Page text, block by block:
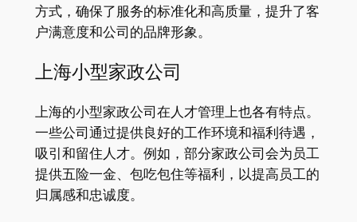
方式，确保了服务的标准化和高质量，提升了客
户满意度和公司的品牌形象。
上海小型家政公司
上海的小型家政公司在人才管理上也各有特点。
一些公司通过提供良好的工作环境和福利待遇，
吸引和留住人才。例如，部分家政公司会为员工
提供五险一金、包吃包住等福利，以提高员工的
归属感和忠诚度。